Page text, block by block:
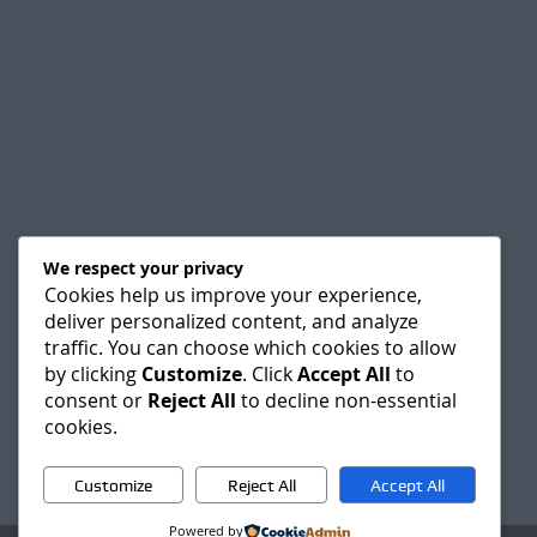
We respect your privacy
Cookies help us improve your experience,
deliver personalized content, and analyze
traffic. You can choose which cookies to allow
by clicking Customize. ClickAccept All to
consent or Reject All to decline non-essential
cookies.
Customize Reject All Accept All
Powered by